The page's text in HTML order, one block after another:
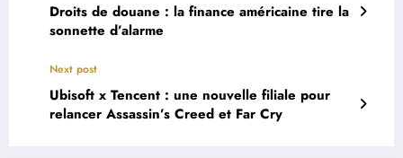
Droits de douane : la finance américaine tire la
sonnette d’alarme
Next post
Ubisoft x Tencent : une nouvelle filiale pour
relancer Assassin’s Creed et Far Cry